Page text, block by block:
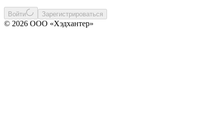
Войти Зарегистрироваться
© 2026 ООО «Хэдхантер»